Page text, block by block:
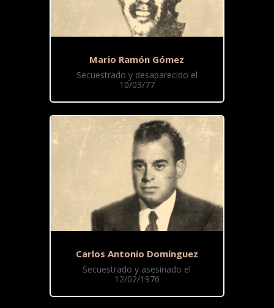
Mario Ramón Gómez
Secuestrado y desaparecido el
10/03/77
Carlos Antonio Domínguez
Secuestrado y asesinado el
12/02/1976